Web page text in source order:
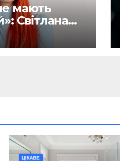
мають
Світлана
написати
ЦІКАВЕ